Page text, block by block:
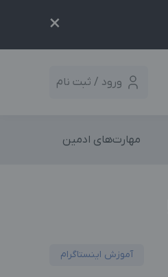
×
ورود / ثبت نام
مهارت‌های ادمین
آموزش اینستاگرام